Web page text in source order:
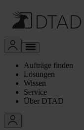
Aufträge finden
Lösungen
Wissen
Service
Über DTAD